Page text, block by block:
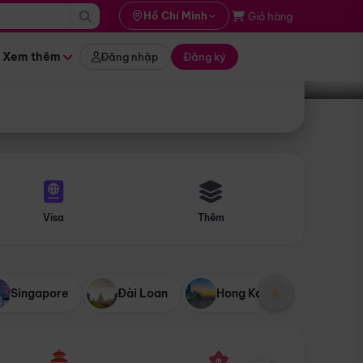
Hồ Chí Minh Giỏ hàng
Xem thêm Đăng nhập Đăng ký
Tìm tour
Visa Thêm
Singapore Đài Loan Hong Kong